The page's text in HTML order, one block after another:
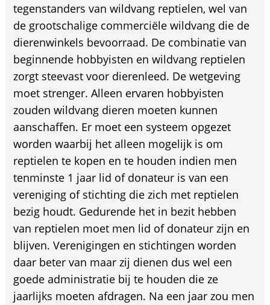
tegenstanders van wildvang reptielen, wel van
de grootschalige commerciële wildvang die de
dierenwinkels bevoorraad. De combinatie van
beginnende hobbyisten en wildvang reptielen
zorgt steevast voor dierenleed. De wetgeving
moet strenger. Alleen ervaren hobbyisten
zouden wildvang dieren moeten kunnen
aanschaffen. Er moet een systeem opgezet
worden waarbij het alleen mogelijk is om
reptielen te kopen en te houden indien men
tenminste 1 jaar lid of donateur is van een
vereniging of stichting die zich met reptielen
bezig houdt. Gedurende het in bezit hebben
van reptielen moet men lid of donateur zijn en
blijven. Verenigingen en stichtingen worden
daar beter van maar zij dienen dus wel een
goede administratie bij te houden die ze
jaarlijks moeten afdragen. Na een jaar zou men